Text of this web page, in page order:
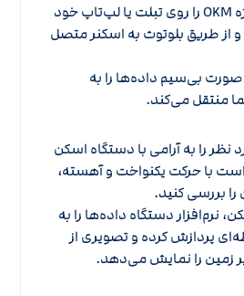
نرم‌افزار ویژه OKM را روی تبلت یا لپ‌تاپ خود
از طریق بلوتوث به اسکنر متصل
بی‌سیم داده‌ها را به
منتقل می‌کند.
نظر را به آرامی با دستگاه اسکن
است با حرکت یکنواخت و آهسته،
بررسی کنید.
نرم‌افزار دستگاه داده‌ها را به
پردازش کرده و تصویری از
زمین را نمایش می‌دهد.